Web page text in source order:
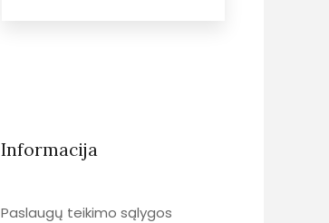
Informacija
Paslaugų teikimo sąlygos